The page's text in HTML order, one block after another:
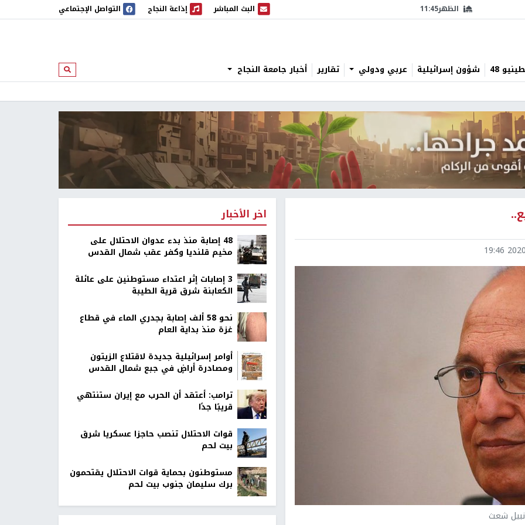
الظهر11:45 البث المباشر
البث المباشر إذاعة النجاح
إذاعة النجاح التواصل الإجتماعي
48 شؤون إسرائيلية عربي ودولي تقارير أخبار جامعة النجاح ابحث
2020-
نبيل شعث
اخر الأخبار
48 إصابة منذ بدء عدوان الاحتلال على
مخيم قلنديا وكفر عقب شمال القدس
‏3 إصابات إثر اعتداء مستوطنين على عائلة
الكعابنة شرق قرية الطيبة
نحو 58 ألف إصابة بجدري الماء في قطاع
غزة منذ بداية العام
أوامر إسرائيلية جديدة لاقتلاع الزيتون
ومصادرة أراضٍ في جبع شمال القدس
ترامب: أعتقد أن الحرب مع إيران ستنتهي
قريبًا جدًا
قوات الاحتلال تنصب حاجزا عسكريا شرق
بيت لحم
مستوطنون بحماية قوات الاحتلال يقتحمون
برك سليمان جنوب بيت لحم